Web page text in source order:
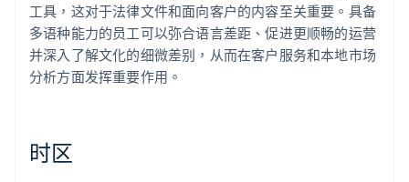
工具，这对于法律文件和面向客户的内容至关重要。具备
多语种能力的员工可以弥合语言差距、促进更顺畅的运营
并深入了解文化的细微差别，从而在客户服务和本地市场
分析方面发挥重要作用。
时区